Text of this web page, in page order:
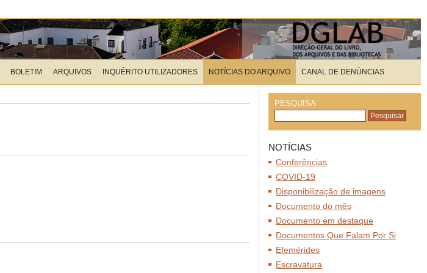
BOLETIM ARQUIVOS INQUÉRITO UTILIZADORES NOTÍCIAS DO ARQUIVO CANAL DE DENÚNCIAS
PESQUISA
NOTÍCIAS
Conferências
COVID-19
Disponibilização de imagens
Documento do mês
Documento em destaque
Documentos Que Falam Por Si
Efemérides
Escravatura